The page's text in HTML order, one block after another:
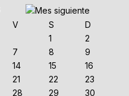
V S
D
1
2
7 8
9
14 15
16
21 22
23
28 29
30